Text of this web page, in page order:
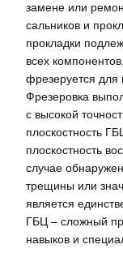
замене или
сальников и
прокладки
всех
фрезеруется для
Фрезеровка
с высокой
плоскостность
плоскостность
случае
трещины или
является
ГБЦ – сложный
навыков и